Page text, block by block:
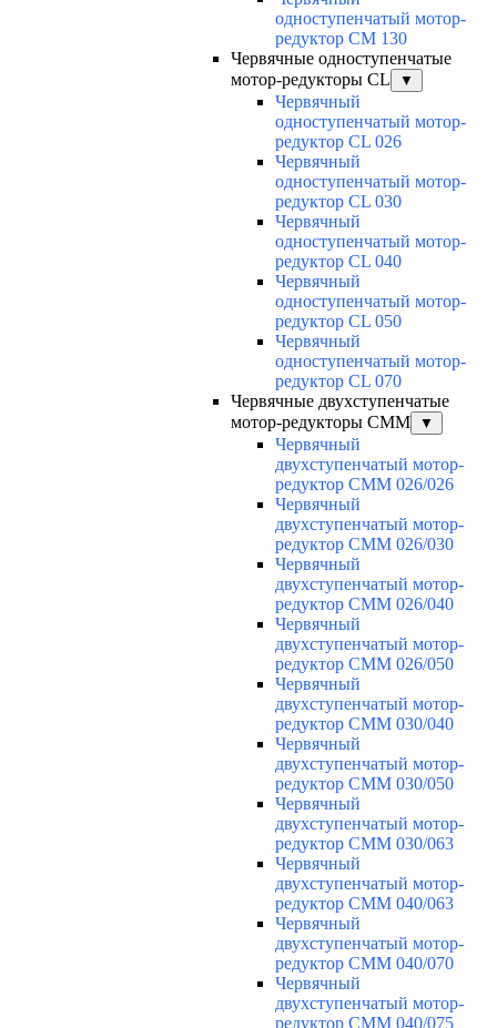
одноступенчатый мотор-
редуктор CM 130
Червячные одноступенчатые
мотор-редукторы CL
▼
Червячный
одноступенчатый мотор-
редуктор CL 026
Червячный
одноступенчатый мотор-
редуктор CL 030
Червячный
одноступенчатый мотор-
редуктор CL 040
Червячный
одноступенчатый мотор-
редуктор CL 050
Червячный
одноступенчатый мотор-
редуктор CL 070
Червячные двухступенчатые
мотор-редукторы CMM
▼
Червячный
двухступенчатый мотор-
редуктор CMM 026/026
Червячный
двухступенчатый мотор-
редуктор CMM 026/030
Червячный
двухступенчатый мотор-
редуктор CMM 026/040
Червячный
двухступенчатый мотор-
редуктор CMM 026/050
Червячный
двухступенчатый мотор-
редуктор CMM 030/040
Червячный
двухступенчатый мотор-
редуктор CMM 030/050
Червячный
двухступенчатый мотор-
редуктор CMM 030/063
Червячный
двухступенчатый мотор-
редуктор CMM 040/063
Червячный
двухступенчатый мотор-
редуктор CMM 040/070
Червячный
двухступенчатый мотор-
редуктор CMM 040/075